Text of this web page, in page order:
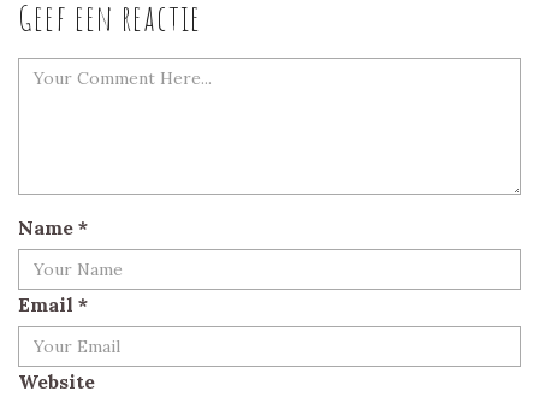
Geef een reactie
Name *
Email *
Website